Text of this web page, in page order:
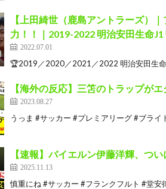
【上田綺世（鹿島アントラーズ）
力！！｜2019-2022 明治安田生命
2022.07.01
🏆2019／2020／2021／2022 明治安田生
【海外の反応】三笘のトラップが
2023.08.27
うっま #サッカー #プレミアリーグ #ブラ
【速報】バイエルン伊藤洋輝、つ
2025.11.13
慎重にね #サッカー #フランクフルト #堂